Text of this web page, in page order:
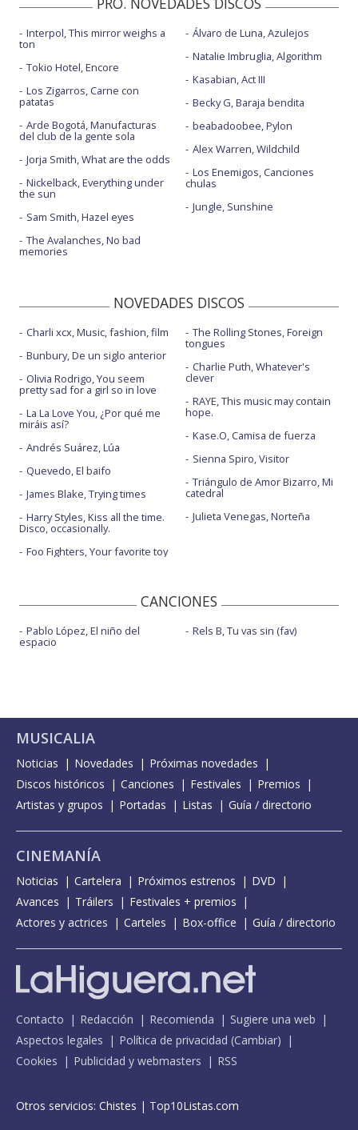
Interpol, This mirror weighs a
ton
Tokio Hotel, Encore
Los Zigarros, Carne con
patatas
Arde Bogotá, Manufacturas
del club de la gente sola
Jorja Smith, What are the odds
Nickelback, Everything under
the sun
Sam Smith, Hazel eyes
The Avalanches, No bad
memories
Álvaro de Luna, Azulejos
Natalie Imbruglia, Algorithm
Kasabian, Act III
Becky G, Baraja bendita
beabadoobee, Pylon
Alex Warren, Wildchild
Los Enemigos, Canciones
chulas
Jungle, Sunshine
NOVEDADES DISCOS
Charli xcx, Music, fashion, film
Bunbury, De un siglo anterior
Olivia Rodrigo, You seem
pretty sad for a girl so in love
La La Love You, ¿Por qué me
miráis así?
Andrés Suárez, Lúa
Quevedo, El baifo
James Blake, Trying times
Harry Styles, Kiss all the time.
Disco, occasionally.
Foo Fighters, Your favorite toy
The Rolling Stones, Foreign
tongues
Charlie Puth, Whatever's
clever
RAYE, This music may contain
hope.
Kase.O, Camisa de fuerza
Sienna Spiro, Visitor
Triángulo de Amor Bizarro, Mi
catedral
Julieta Venegas, Norteña
CANCIONES
Pablo López, El niño del
espacio
Rels B, Tu vas sin (fav)
MUSICALIA
Noticias Novedades
Próximas novedades
Discos históricos
Canciones Festivales
Premios
Artistas y grupos
Portadas Listas Guía / directorio
CINEMANÍA
Noticias Cartelera Próximos estrenos
DVD
Avances
Tráilers
Festivales + premios
Actores y actrices
Carteles Box-office Guía / directorio
Contacto Redacción Recomienda
Sugiere una web
Aspectos legales
Política de privacidad (Cambiar)
Cookies
Publicidad y webmasters RSS
Otros servicios: Chistes | Top10Listas.com